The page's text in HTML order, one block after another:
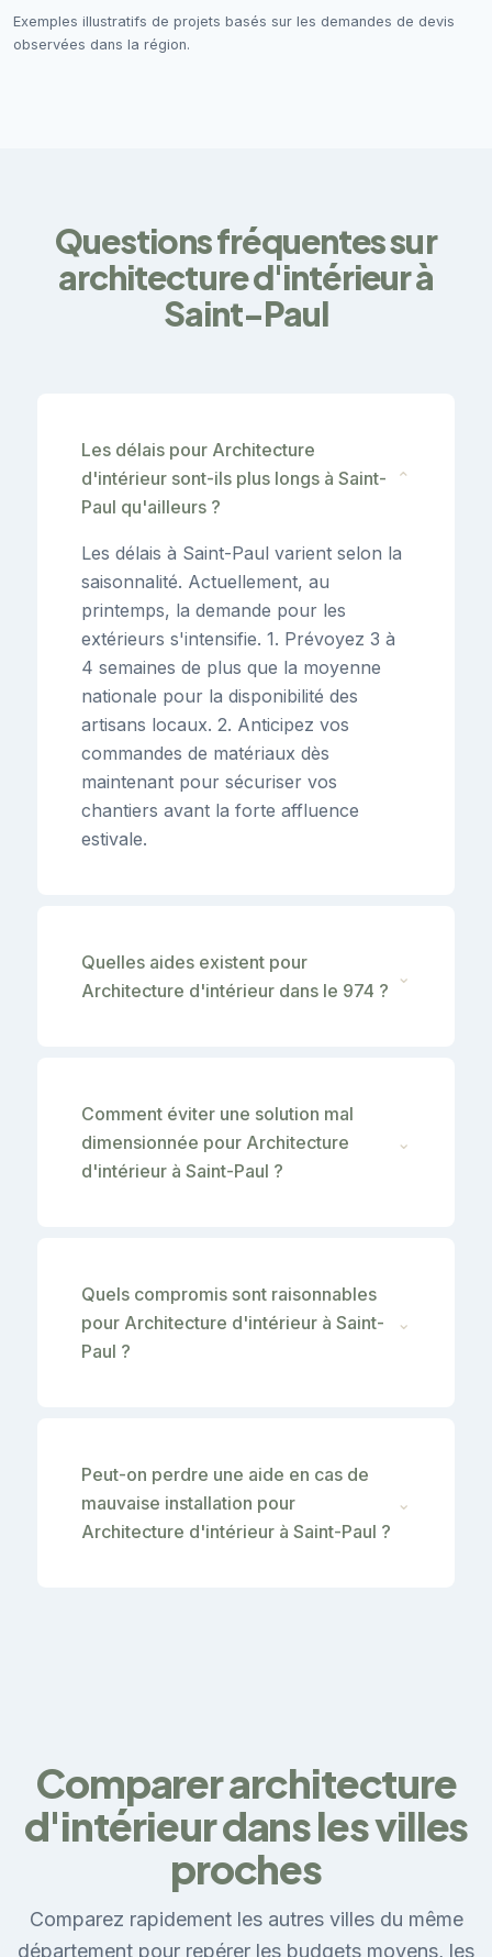
Exemples illustratifs de projets basés sur les demandes de devis
observées dans la région.
Questions fréquentes sur
architecture d'intérieur à
Saint-Paul
Les délais pour Architecture
d'intérieur sont-ils plus longs à Saint-
Paul qu'ailleurs ?
⌄
Les délais à Saint-Paul varient selon la
saisonnalité. Actuellement, au
printemps, la demande pour les
extérieurs s'intensifie. 1. Prévoyez 3 à
4 semaines de plus que la moyenne
nationale pour la disponibilité des
artisans locaux. 2. Anticipez vos
commandes de matériaux dès
maintenant pour sécuriser vos
chantiers avant la forte affluence
estivale.
Quelles aides existent pour
Architecture d'intérieur dans le 974 ?
⌄
Comment éviter une solution mal
dimensionnée pour Architecture
d'intérieur à Saint-Paul ?
⌄
Quels compromis sont raisonnables
pour Architecture d'intérieur à Saint-
Paul ?
⌄
Peut-on perdre une aide en cas de
mauvaise installation pour
Architecture d'intérieur à Saint-Paul ?
⌄
Comparer architecture
d'intérieur dans les villes
proches
Comparez rapidement les autres villes du même
département pour repérer les budgets moyens, les